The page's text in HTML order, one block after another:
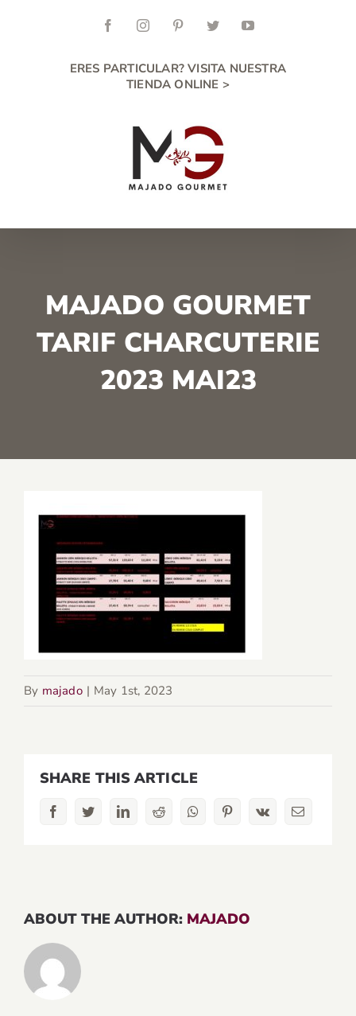
ERES PARTICULAR? VISITA NUESTRA
TIENDA ONLINE >
MAJADO GOURMET
TARIF CHARCUTERIE
2023 MAI23
By majado | May 1st, 2023
SHARE THIS ARTICLE
FacebookTwitterLinkedInReddit WhatsappPinterestVk Email
ABOUT THE AUTHOR: MAJADO